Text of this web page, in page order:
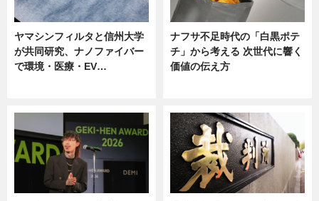
ヤマシンフィルタと信州大学
が共同研究、ナノファイバー
で環境・医療・EV…
ナフサ不足時代の「白黒ポテ
チ」から考える 次世代に響く
価値の伝え方